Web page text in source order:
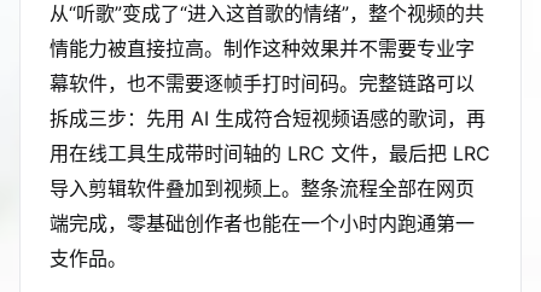
从“听歌”变成了“进入这首歌的情绪”，整个视频的共
情能力被直接拉高。制作这种效果并不需要专业字
幕软件，也不需要逐帧手打时间码。完整链路可以
拆成三步：先用 AI 生成符合短视频语感的歌词，再
用在线工具生成带时间轴的 LRC 文件，最后把 LRC
导入剪辑软件叠加到视频上。整条流程全部在网页
端完成，零基础创作者也能在一个小时内跑通第一
支作品。